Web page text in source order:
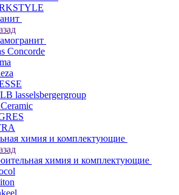
Concorde
lasselsbergergroup
химия и комплектующие
химия и комплектующие